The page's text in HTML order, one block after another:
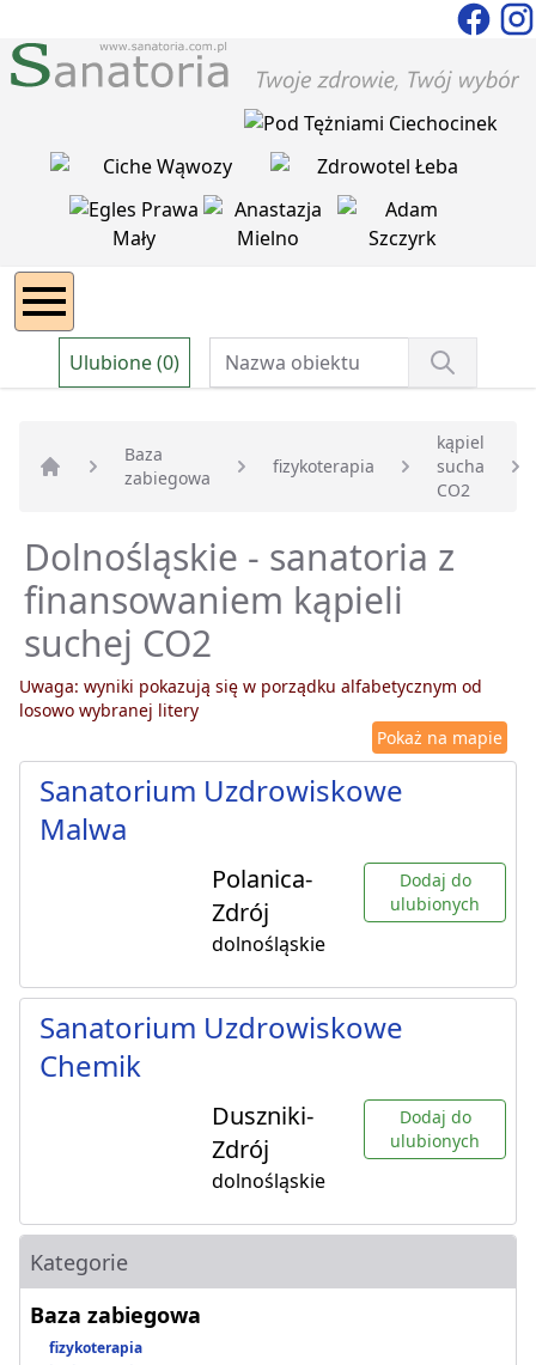
Ulubione (0)
Strona główna
Baza
zabiegowa
fizykoterapia
kąpiel
sucha
CO2
Dolnośląskie - sanatoria z
finansowaniem kąpieli
suchej CO2
Uwaga: wyniki pokazują się w porządku alfabetycznym od
losowo wybranej litery
Pokaż na mapie
Sanatorium Uzdrowiskowe
Malwa
Polanica-
Zdrój
dolnośląskie
Dodaj do
ulubionych
Sanatorium Uzdrowiskowe
Chemik
Duszniki-
Zdrój
dolnośląskie
Dodaj do
ulubionych
Kategorie
Baza zabiegowa
fizykoterapia